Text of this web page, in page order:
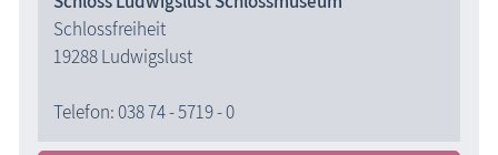
Schlossfreiheit
19288 Ludwigslust
Telefon: 038 74 - 5719 - 0